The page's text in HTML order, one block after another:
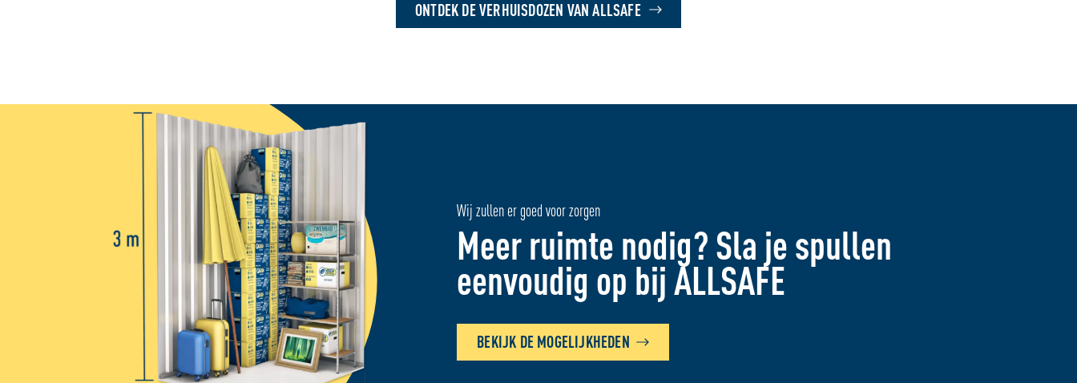
ONTDEK DE VERHUISDOZEN VAN ALLSAFE
Wij zullen er goed voor zorgen
Meer ruimte nodig? Sla je spullen
eenvoudig op bij ALLSAFE
BEKIJK DE MOGELIJKHEDEN